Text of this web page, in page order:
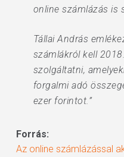
online számlázás is
Tállai András
számlákról kell
szolgáltatni,
forgalmi adó
ezer forintot.”
Forrás:
Az online számlázással